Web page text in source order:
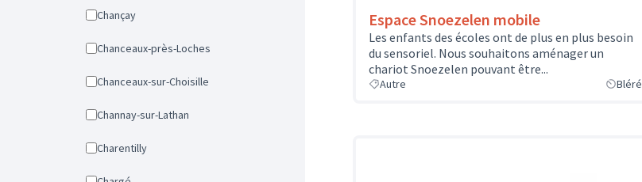
Chançay
Chanceaux-près-Loches
Chanceaux-sur-Choisille
Channay-sur-Lathan
Charentilly
Espace Snoezelen mobile
Les enfants des écoles ont de plus en plus besoin
du sensoriel. Nous souhaitons aménager un
chariot Snoezelen pouvant être...
Autre Bléré